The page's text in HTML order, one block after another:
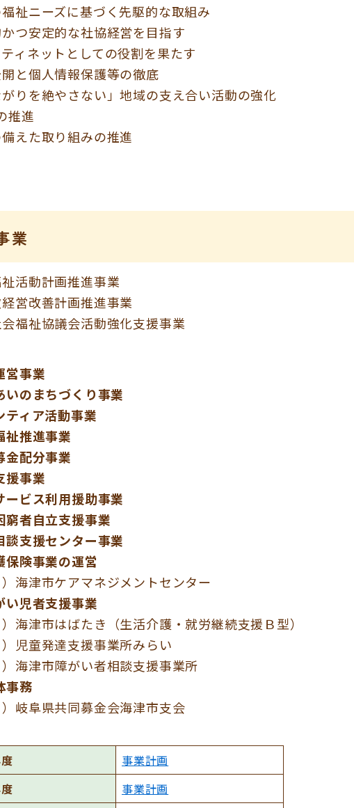
祉ニーズに基づく先駆的な取組み
つ安定的な社協経営を目指す
ィネットとしての役割を果たす
と個人情報保護等の徹底
りを絶やさない」地域の支え合い活動の強化
推進
えた取り組みの推進
業
活動計画推進事業
営改善計画推進事業
福祉協議会活動強化支援事業
営事業
いのまちづくり事業
ティア活動事業
祉推進事業
金配分事業
援事業
ービス利用援助事業
窮者自立支援事業
談支援センター事業
保険事業の運営
津市ケアマネジメントセンター
い児者支援事業
津市はばたき（生活介護・就労継続支援Ｂ型）
童発達支援事業所みらい
津市障がい者相談支援事業所
事務
阜県共同募金会海津市支会
事業計画
事業計画